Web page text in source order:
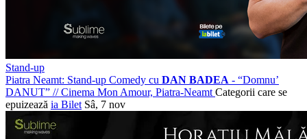
Stand-up
Piatra Neamt: Stand-up Comedy cu DAN BADEA - “Domnu’
DANUT” //Cinema Mon Amour, Piatra-Neamt Categorii care se
epuizează ia Bilet Sâ, 7 nov